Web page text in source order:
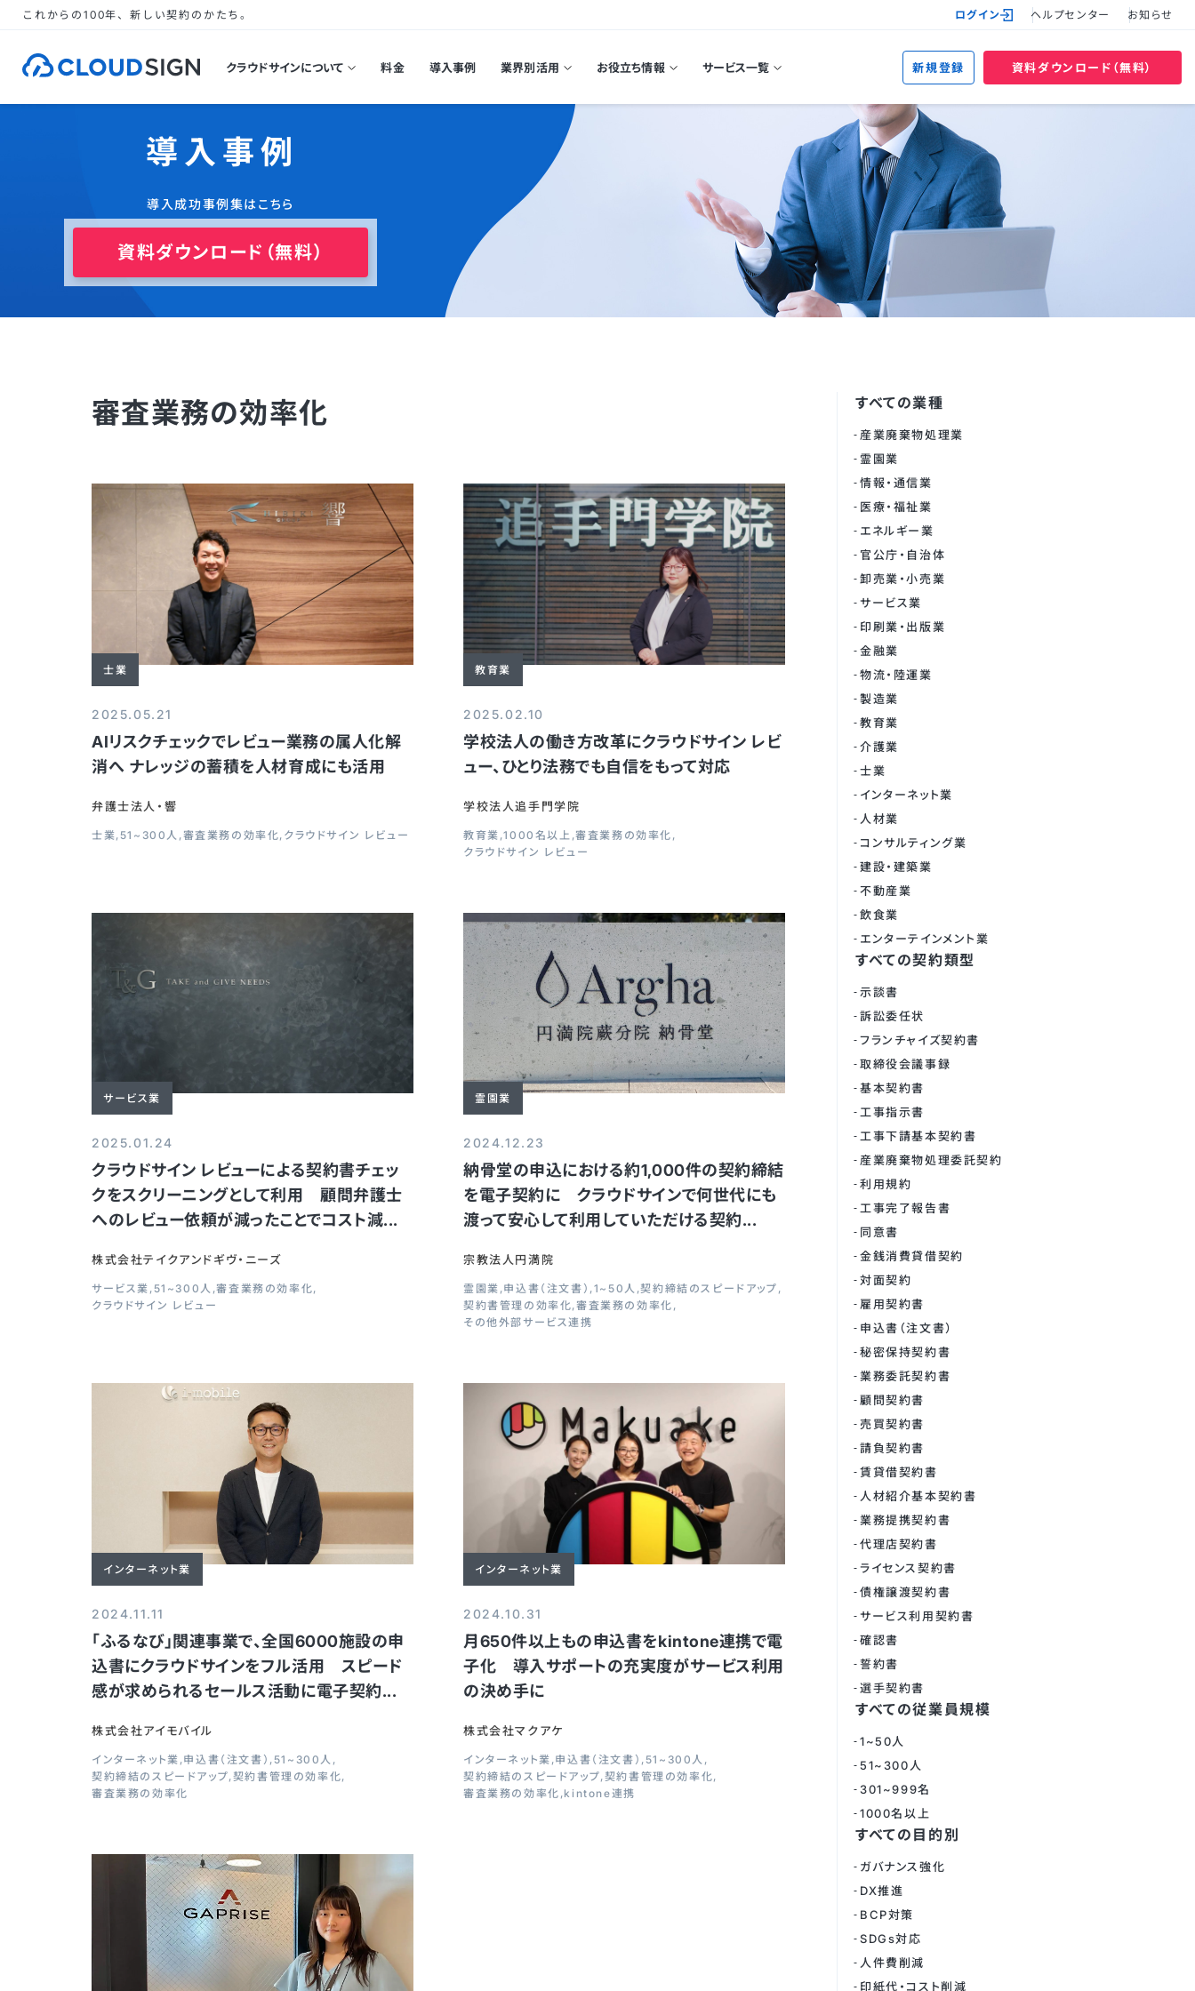
これからの100年、新しい契約のかたち。 ログイン ヘルプセンター お知らせ
クラウドサインについて 料金 導入事例 業界別活用 お役立ち情報 サービス一覧 新規登録 資料ダウンロード（無料）
導入事例
導入成功事例集はこちら
資料ダウンロード（無料）
審査業務の効率化
士業
2025.05.21
AIリスクチェックでレビュー業務の属人化解
消へ ナレッジの蓄積を人材育成にも活用
弁護士法人・響
士業 51~300人 審査業務の効率化 クラウドサイン レビュー
教育業
2025.02.10
学校法人の働き方改革にクラウドサイン レビ
ュー、ひとり法務でも自信をもって対応
学校法人追手門学院
教育業 1000名以上 審査業務の効率化
クラウドサイン レビュー
サービス業
2025.01.24
クラウドサイン レビューによる契約書チェッ
クをスクリーニングとして利用 顧問弁護士
へのレビュー依頼が減ったことでコスト減...
株式会社テイクアンドギヴ・ニーズ
サービス業 51~300人 審査業務の効率化
クラウドサイン レビュー
霊園業
2024.12.23
納骨堂の申込における約1,000件の契約締結
を電子契約に クラウドサインで何世代にも
渡って安心して利用していただける契約...
宗教法人円満院
霊園業 申込書（注文書） 1~50人 契約締結のスピードアップ
契約書管理の効率化 審査業務の効率化
その他外部サービス連携
インターネット業
2024.11.11
「ふるなび」関連事業で、全国6000施設の申
込書にクラウドサインをフル活用 スピード
感が求められるセールス活動に電子契約...
株式会社アイモバイル
インターネット業 申込書（注文書） 51~300人
契約締結のスピードアップ 契約書管理の効率化
審査業務の効率化
インターネット業
2024.10.31
月650件以上もの申込書をkintone連携で電
子化 導入サポートの充実度がサービス利用
の決め手に
株式会社マクアケ
インターネット業 申込書（注文書） 51~300人
契約締結のスピードアップ 契約書管理の効率化
審査業務の効率化 kintone連携
すべての業種
産業廃棄物処理業
霊園業
情報・通信業
医療・福祉業
エネルギー業
官公庁・自治体
卸売業・小売業
サービス業
印刷業・出版業
金融業
物流・陸運業
製造業
教育業
介護業
士業
インターネット業
人材業
コンサルティング業
建設・建築業
不動産業
飲食業
エンターテインメント業
すべての契約類型
示談書
訴訟委任状
フランチャイズ契約書
取締役会議事録
基本契約書
工事指示書
工事下請基本契約書
産業廃棄物処理委託契約
利用規約
工事完了報告書
同意書
金銭消費貸借契約
対面契約
雇用契約書
申込書（注文書）
秘密保持契約書
業務委託契約書
顧問契約書
売買契約書
請負契約書
賃貸借契約書
人材紹介基本契約書
業務提携契約書
代理店契約書
ライセンス契約書
債権譲渡契約書
サービス利用契約書
確認書
誓約書
選手契約書
すべての従業員規模
1~50人
51~300人
301~999名
1000名以上
すべての目的別
ガバナンス強化
DX推進
BCP対策
SDGs対応
人件費削減
印紙代・コスト削減